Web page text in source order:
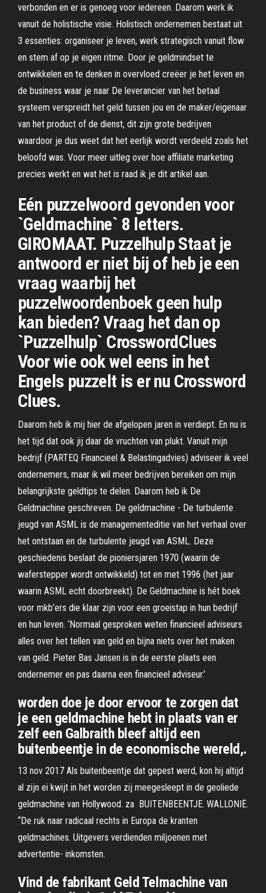
verbonden en er is genoeg voor iedereen. Daarom werk ik
vanuit de holistische visie. Holistisch ondernemen bestaat uit
3 essenties: organiseer je leven, werk strategisch vanuit flow
en stem af op je eigen ritme. Door je geldmindset te
ontwikkelen en te denken in overvloed creëer je het leven en
de business waar je naar De leverancier van het betaal
systeem verspreidt het geld tussen jou en de maker/eigenaar
van het product of de dienst, dit zijn grote bedrijven
waardoor je dus weet dat het eerlijk wordt verdeeld zoals het
beloofd was. Voor meer uitleg over hoe affiliate marketing
precies werkt en wat het is raad ik je dit artikel aan.
Eén puzzelwoord gevonden voor
`Geldmachine` 8 letters.
GIROMAAT. Puzzelhulp Staat je
antwoord er niet bij of heb je een
vraag waarbij het
puzzelwoordenboek geen hulp
kan bieden? Vraag het dan op
`Puzzelhulp` CrosswordClues
Voor wie ook wel eens in het
Engels puzzelt is er nu Crossword
Clues.
Daarom heb ik mij hier de afgelopen jaren in verdiept. En nu is
het tijd dat ook jij daar de vruchten van plukt. Vanuit mijn
bedrijf (PARTEQ Financieel & Belastingadvies) adviseer ik veel
ondernemers, maar ik wil meer bedrijven bereiken om mijn
belangrijkste geldtips te delen. Daarom heb ik De
Geldmachine geschreven. De geldmachine - De turbulente
jeugd van ASML is de managementeditie van het verhaal over
het ontstaan en de turbulente jeugd van ASML. Deze
geschiedenis beslaat de pioniersjaren 1970 (waarin de
waferstepper wordt ontwikkeld) tot en met 1996 (het jaar
waarin ASML echt doorbreekt). De Geldmachine is hét boek
voor mkb’ers die klaar zijn voor een groeistap in hun bedrijf
en hun leven. ‘Normaal gesproken weten financieel adviseurs
alles over het tellen van geld en bijna niets over het maken
van geld. Pieter Bas Jansen is in de eerste plaats een
ondernemer en pas daarna een financieel adviseur.’
worden doe je door ervoor te zorgen dat
je een geldmachine hebt in plaats van er
zelf een Galbraith bleef altijd een
buitenbeentje in de economische wereld,.
13 nov 2017 Als buitenbeentje dat gepest werd, kon hij altijd
al zijn ei kwijt in het worden zij meegesleept in de geoliede
geldmachine van Hollywood. za BUITENBEENTJE. WALLONIË.
“De ruk naar radicaal rechts in Europa de kranten
geldmachines. Uitgevers verdienden miljoenen met
advertentie- inkomsten.
Vind de fabrikant Geld Telmachine van